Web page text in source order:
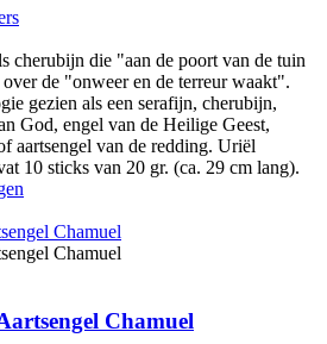
cherubijn die "aan de poort van de tuin
de "onweer en de terreur waakt".
gezien als een serafijn, cherubijn,
God, engel van de Heilige Geest,
aartsengel van de redding. Uriël
10 sticks van 20 gr. (ca. 29 cm lang).
Chamuel